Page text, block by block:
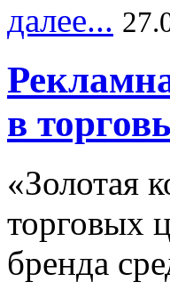
далее...
в
«Золотая
торговых
бренда